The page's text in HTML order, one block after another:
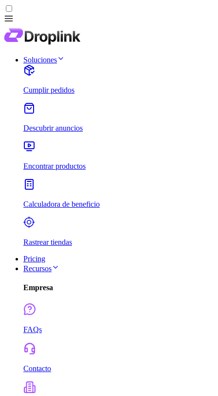
Soluciones
Cumplir pedidos
Descubrir anuncios
Encontrar productos
Calculadora de beneficio
Rastrear tiendas
Pricing
Recursos
Empresa
FAQs
Contacto